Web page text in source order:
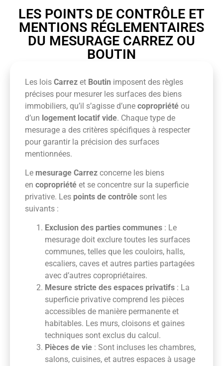
LES POINTS DE CONTRÔLE ET
MENTIONS RÉGLEMENTAIRES
DU MESURAGE CARREZ OU
BOUTIN
Les lois Carrez et Boutin imposent des règles
précises pour mesurer les surfaces des biens
immobiliers, qu’il s’agisse d’une copropriété ou
d’un logement locatif vide. Chaque type de
mesurage a des critères spécifiques à respecter
pour garantir la précision des surfaces
mentionnées.
Le mesurage Carrez concerne les biens
en copropriété et se concentre sur la superficie
privative. Les points de contrôle sont les
suivants :
Exclusion des parties communes : Le
mesurage doit exclure toutes les surfaces
communes, telles que les couloirs, halls,
escaliers, caves et autres parties partagées
avec d’autres copropriétaires.
Mesure stricte des espaces privatifs : La
superficie privative comprend les pièces
accessibles de manière permanente et
habitables. Les murs, cloisons et gaines
techniques sont exclus du calcul.
Pièces de vie : Sont incluses les chambres,
salons, cuisines, et autres espaces à usage